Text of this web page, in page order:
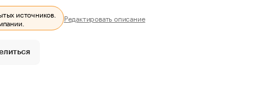
источников.
Редактировать описание